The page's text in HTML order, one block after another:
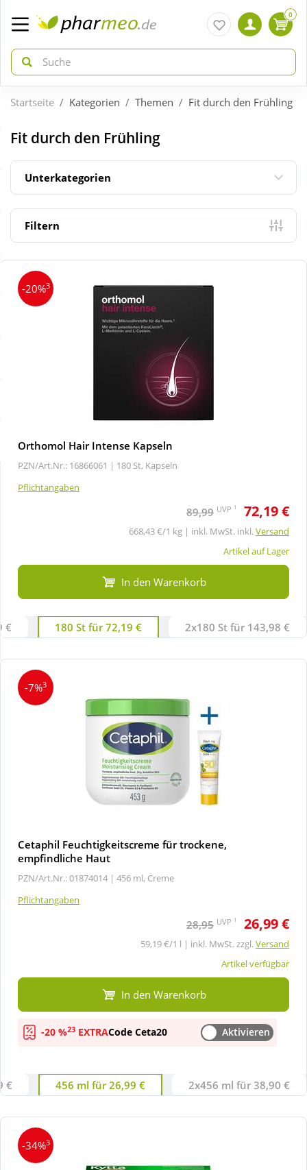
zurück
Gratis dazu
Neuheiten
Täglich gut versorgt
zurück
Bio & Genuss
Diabetes
Körperpflege & Kosmetik
Nahrungsergänzung
Natur & Homöopathie
Sport & Fitness
0
Startseite Kategorien Themen Fit durch den Frühling
Fit durch den Frühling
Unterkategorien
Filtern
-20%3
Orthomol Hair Intense Kapseln
PZN/Art.Nr.: 16866061 | 180 St, Kapseln
Pflichtangaben
89,99 UVP 1 72,19 €
668,43 €/1 kg | inkl. MwSt. inkl.Versand
Artikel auf Lager
In den Warenkorb
€ 180 St für 72,19 € 2x180 St für 143,98 €
-7%3
Cetaphil Feuchtigkeitscreme für trockene,
empfindliche Haut
PZN/Art.Nr.: 01874014 | 456 ml, Creme
Pflichtangaben
28,95 UVP 1 26,99 €
59,19 €/1 l | inkl. MwSt. zzgl.Versand
Artikel verfügbar
In den Warenkorb
-20 %23 EXTRACode Ceta20 Aktivieren
€ 456 ml für 26,99 € 2x456 ml für 38,90 €
-34%3